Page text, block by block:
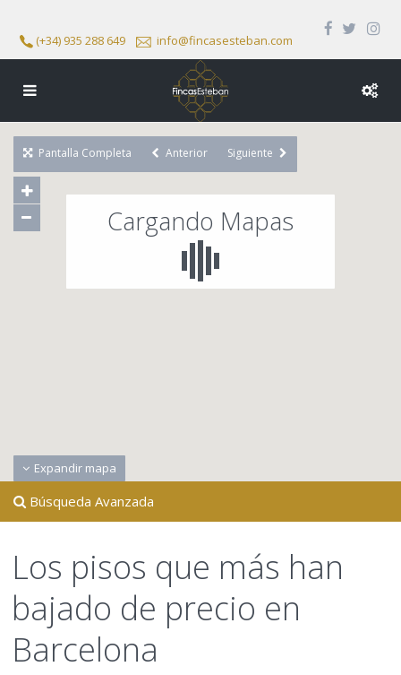
(+34) 935 288 649 info@fincasesteban.com
Cargando Mapas
Expandir mapa
Pantalla Completa Anterior Siguiente
Búsqueda Avanzada
Los pisos que más han
bajado de precio en
Barcelona